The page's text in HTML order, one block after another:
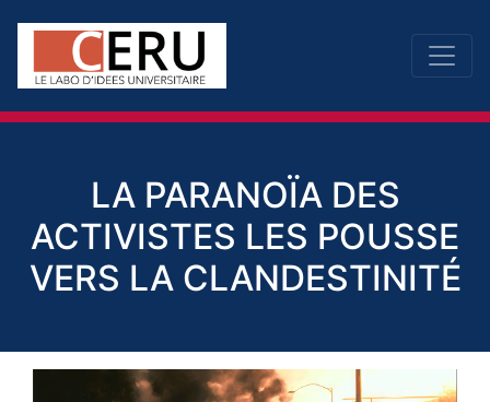
LA PARANOÏA DES
ACTIVISTES LES POUSSE
VERS LA CLANDESTINITÉ